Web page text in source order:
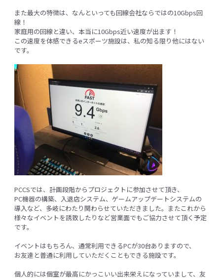
また最大の特徴は、なんといっても回線会社ならではの10Gbps回
線！
家庭用の回線と違い、本当に10Gbps近い速度が出ます！
この速度を体感できるeスポーツ施設は、私の知る限り他にはない
です。
PCCSでは、計画段階からプロジェクトに参加させて頂き、
PC機器の構築、入退店システム、ゲームアップデートシステムの
導入など、多岐にわたり関わらせていただきました。またこれから
様々なイベントを誘致したりなど営業面でもご協力させて頂く予定
です。
イベントはもちろん、通常利用できるPCが30台ありますので、
お友達と普通に利用していただくこともできる施設です。
個人的には個室が最高にかっこいい出来栄えになっていまして、友